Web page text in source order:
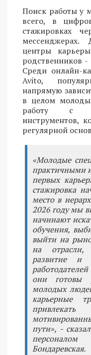
Поиск работы у
всего, в
стажировках
мессенджерах.
центры
родственников
Среди онлайн-
Avito,
напрямую
в целом
работу с
инструментов,
регулярной
«Молодые
практичными
первых
стажировка
место в
2026 году мы
начинают
обучения,
выйти на
на
развитие и
они готовы
молодых
карьерные
пути», -
Бондаревская.